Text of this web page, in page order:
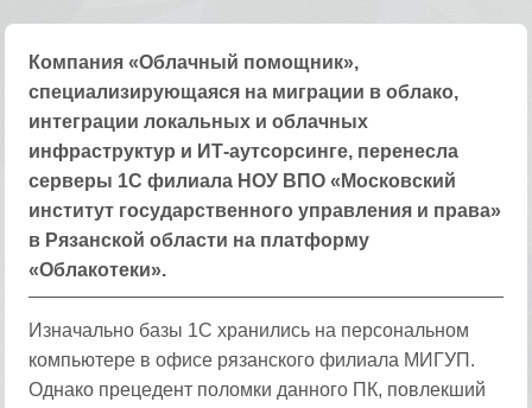
Компания «Облачный помощник»,
специализирующаяся на миграции в облако,
интеграции локальных и облачных
инфраструктур и ИТ-аутсорсинге, перенесла
серверы 1С филиала НОУ ВПО «Московский
институт государственного управления и права»
в Рязанской области на платформу
«Облакотеки».
Изначально базы 1С хранились на персональном
компьютере в офисе рязанского филиала МИГУП.
Однако прецедент поломки данного ПК, повлекший